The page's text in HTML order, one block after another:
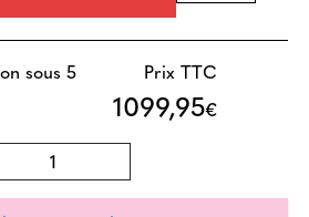
sous 5
Prix TTC
1099,95€